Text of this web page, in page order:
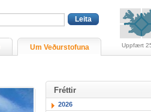
Fréttir
2026
Um Veðurstofuna Uppfært